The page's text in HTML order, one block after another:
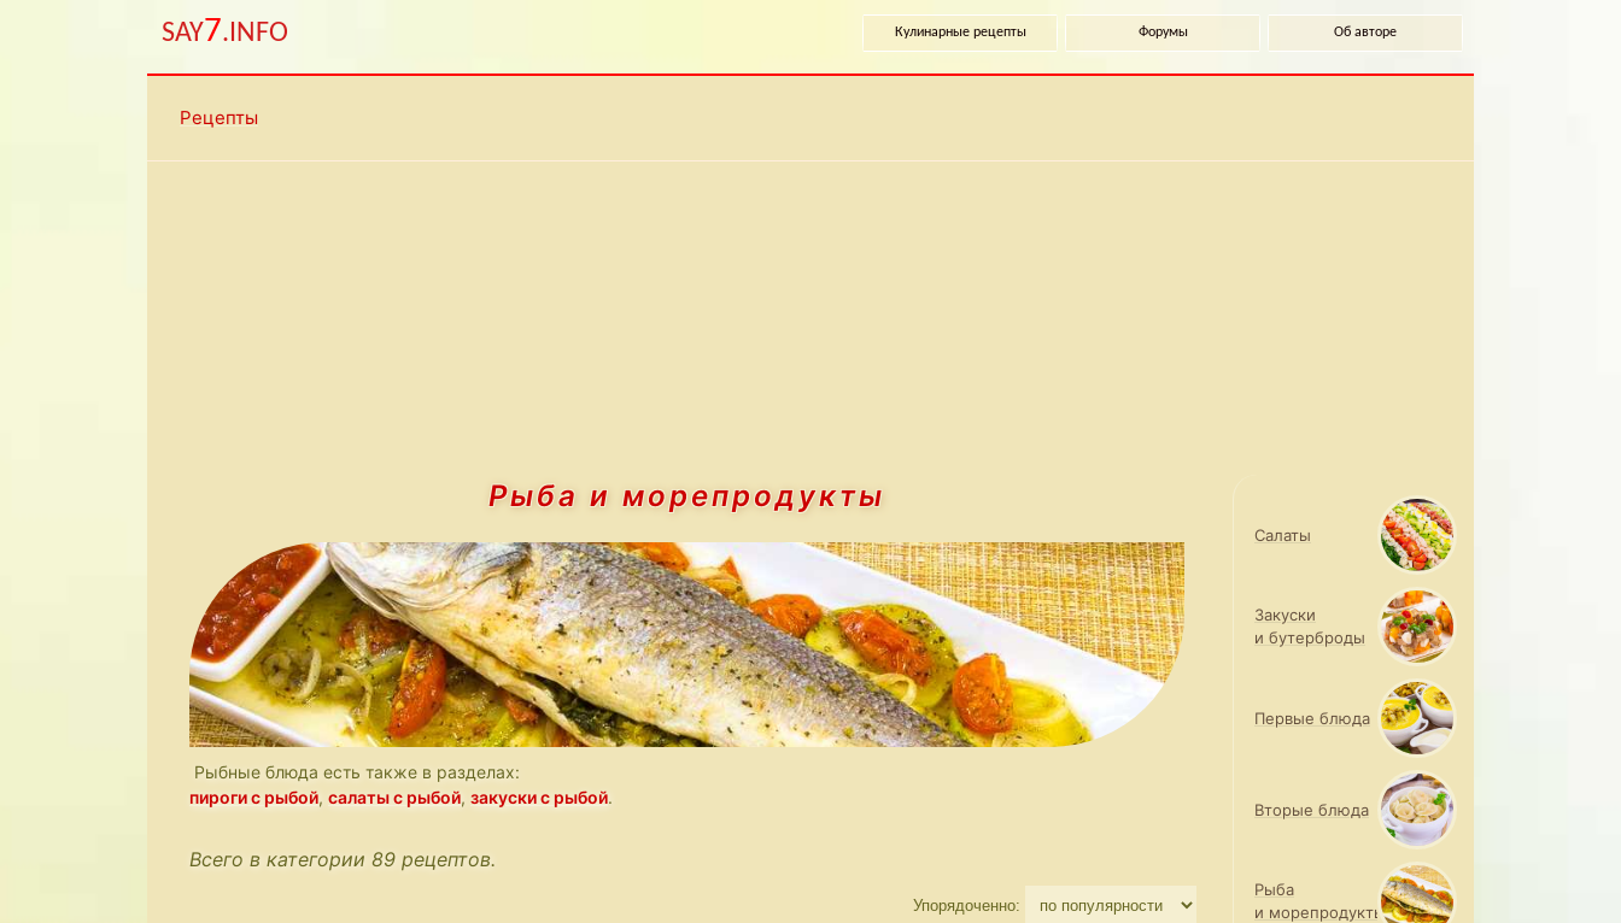
SAY7.INFO Кулинарные рецепты Форумы Об авторе
Рецепты
Рыба и морепродукты
Рыбные блюда есть также в разделах:
пироги с рыбой, салаты с рыбой, закуски с рыбой.
Всего в категории 89 рецептов.
Упорядоченно:
Салаты
Закуски
и бутерброды
Первые блюда
Вторые блюда
Рыба
и морепродукты